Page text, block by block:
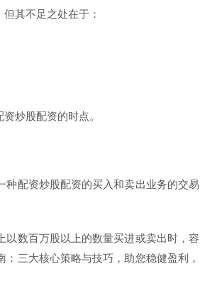
其不足之处在于：
炒股配资的时点。
配资炒股配资的买入和卖出业务的交易
数百万股以上的数量买进或卖出时，容
三大核心策略与技巧，助您稳健盈利，